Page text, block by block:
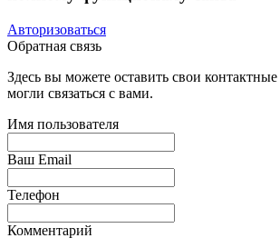
Авторизоваться
Обратная связь
Здесь вы можете оставить свои
могли связаться с вами.
Имя пользователя
Ваш Email
Телефон
Комментарий